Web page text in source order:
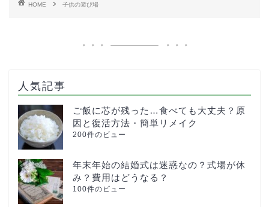
HOME 子供の遊び場
人気記事
ご飯に芯が残った…食べても大丈夫？原
因と復活方法・簡単リメイク
200件のビュー
年末年始の結婚式は迷惑なの？式場が休
み？費用はどうなる？
100件のビュー